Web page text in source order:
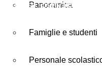
Panoramica
Famiglie e studenti
Personale
Accesso Riservato